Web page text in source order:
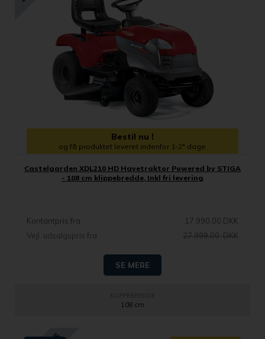
Bestil nu !
og få produktet leveret indenfor 1-2* dage
Castelgarden XDL210 HD Havetraktor Powered by STIGA
- 108 cm klippebredde, Inkl fri levering
Kontantpris fra
17.990,00 DKK
Vejl. udsalgspris fra
27.999,00 DKK
SE MERE
108 cm